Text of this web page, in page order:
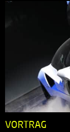
VORTRAG